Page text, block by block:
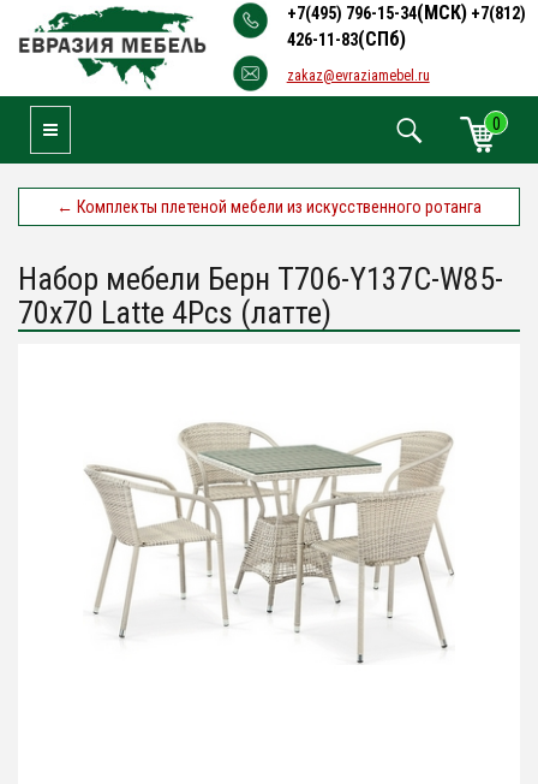
+7(495) 796-15-34(МСК) +7(812)
426-11-83(СПб)
zakaz@evraziamebel.ru
0
Toggle Navigation
← Комплекты плетеной мебели из искусственного ротанга
Набор мебели Берн T706-Y137C-W85-
70x70 Latte 4Pcs (латте)